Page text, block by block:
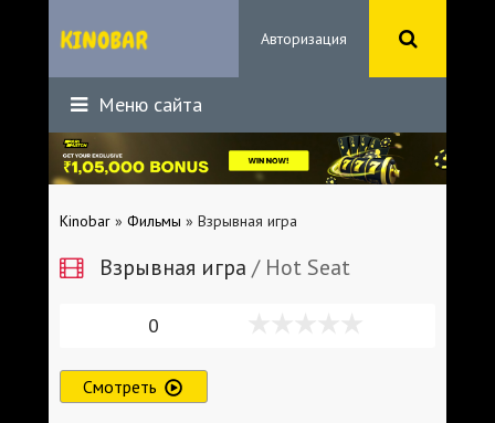
Авторизация
Меню сайта
Kinobar » Фильмы » Взрывная игра
Взрывная игра / Hot Seat
0
Смотреть